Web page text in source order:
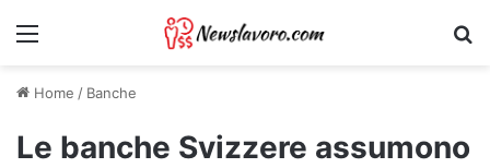
Menu
Home / Banche
Le banche Svizzere assumono